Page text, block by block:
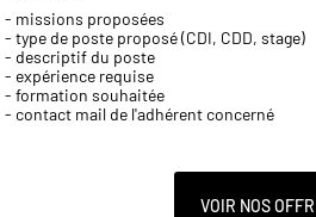
missions proposées
type de poste proposé (CDI, CDD, stage)
descriptif du poste
expérience requise
formation souhaitée
contact mail de l'adhérent concerné
VOIR NOS